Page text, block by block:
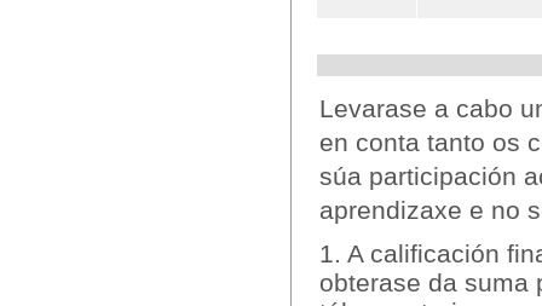
Levarase a cabo
en conta tanto os
súa participación
aprendizaxe e no
1. A calificación
obterase da suma